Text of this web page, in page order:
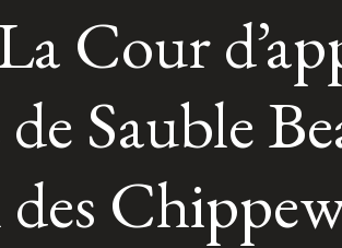
Cour
Sauble